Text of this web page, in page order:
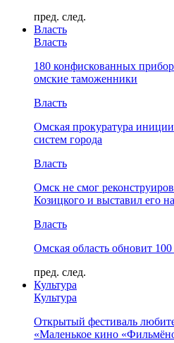
пред. след.
Власть
Власть
180 конфискованных
омские таможенники
Власть
Омская прокуратура
систем города
Власть
Омск не смог
Козицкого и выставил его
Власть
Омская область обновит
пред. след.
Культура
Культура
Открытый фестиваль
«Маленькое кино